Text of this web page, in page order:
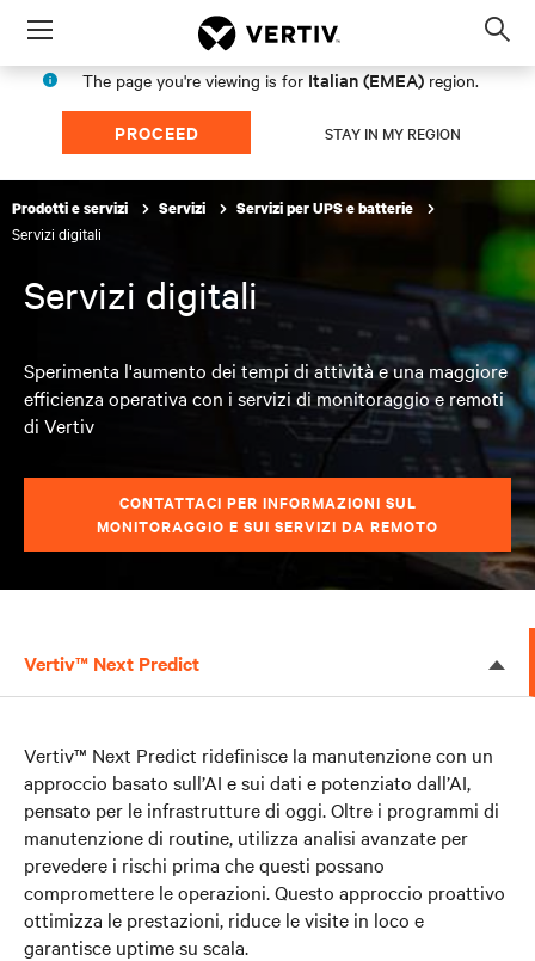
Menu
The page you're viewing is for Italian (EMEA) region.
PROCEED STAY IN MY REGION
Prodotti e servizi Servizi Servizi per UPS e batterie
Servizi digitali
Servizi digitali
Sperimenta l'aumento dei tempi di attività e una maggiore
efficienza operativa con i servizi di monitoraggio e remoti
di Vertiv
CONTATTACI PER INFORMAZIONI SUL
MONITORAGGIO E SUI SERVIZI DA REMOTO
Vertiv™ Next Predict
Vertiv™ Next Predict ridefinisce la manutenzione con un
approccio basato sull’AI e sui dati e potenziato dall’AI,
pensato per le infrastrutture di oggi. Oltre i programmi di
manutenzione di routine, utilizza analisi avanzate per
prevedere i rischi prima che questi possano
compromettere le operazioni. Questo approccio proattivo
ottimizza le prestazioni, riduce le visite in loco e
garantisce uptime su scala.